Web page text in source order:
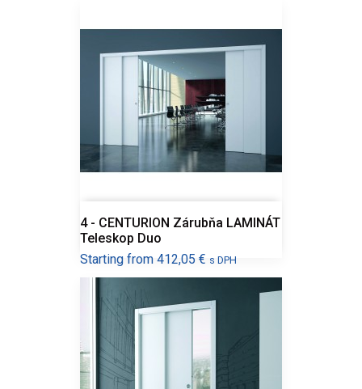
4 - CENTURION Zárubňa LAMINÁT
Teleskop Duo
Starting from Cena
412,05 € s DPH